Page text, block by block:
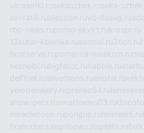
ukrasotki.ruseksuzbek.ruseks-
sovratili.ruolecoon.ruvd-dosug.ru
rbc-news.ruporno-skvirt.rukrospr.ru
13autor-kolonka.rusormol.ru2rich.ru
hostserve.ruporno-na-russkom.ru
neznobi.rubigfatcc.ru habble.ru
delfinet.rusilvernano.ruelestal.ru
velotrenajery.rupronso54.ru
show-pets.rusmartnews03.ru
miraclecoon.rupongup.ru hostel65.ru
firehunters.rugribowo.rugnalis.ru